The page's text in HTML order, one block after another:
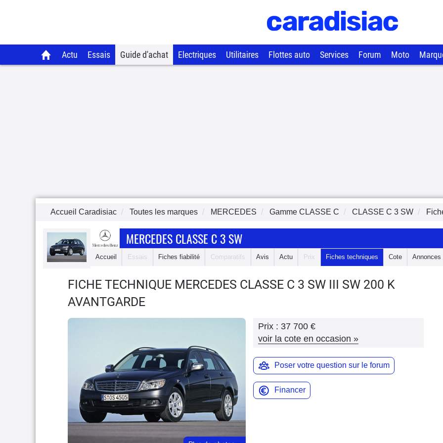
Actu Essais Guide d'achat Electriques Utilitaires Flottes auto Services Forum Moto
Accueil Caradisiac Toutes les marques MERCEDES Gamme CLASSE C CLASSE C 3 SW
MERCEDES CLASSE C 3 SW
Accueil Essais Fiches fiabilité Comparatifs Avis Actu Prix Fiches techniques Cote Annonces
FICHE TECHNIQUE MERCEDES CLASSE C 3 SW III SW 200 K
AVANTGARDE
Prix : 37 700 €
voir la cote en occasion »
Poser votre question sur le forum
Financer